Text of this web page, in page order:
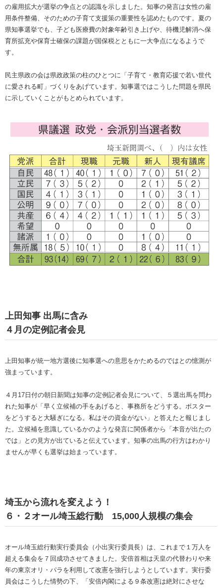
の雇用拡大が選挙の争点との認識を示しました。知事の発言は女性の雇
用条件整備、そのための子育て支援策の重要性を認めたものです。夏の
県知事選挙でも、子ども医療費の対象年齢引き上げや、待機児解消へ保
育所拡充や保育士確保の課題が国保税とともに一大争点になるようで
す。
民主県政の会は県政政策の柱のひとつに「子育て・教育応援で若い世代
に愛される町」づくりをあげています。知事選ではこうした問題を県民
に示していくことがもとめられています。
上田知事 出馬に含み
４月の定例記者会見
上田知事が統一地方選後に知事選への意思をかためるのではとの憶測が
強まっています。
４月17日付の朝日新聞は知事の定例記者会見について、５選出馬を問わ
れた知事が「早く立候補の手をあげると、事務所をどうする。ポスター
をどうすると大騒ぎになる。私はその資金がない」と答えたと報じまし
た。立候補を意識しているかのような発言に関係者から「本音が出たの
では」との見方が出ていると伝えています。知事の出馬の行方はわかり
ませんが早くも選挙は始まっています。
埼玉から流れを変えよう！
６・２オール埼玉総行動 15,000人規模の集会
オール埼玉総行動実行委員会（小出実行委員長）は、これまで１万人を
超える集会を７回成功させてきました。安倍首相は天皇の代替わりや来
年の東京オリ・パラを利用して改憲を強行しようとしています。実行委
員会はこうした情勢の下、「安倍内閣による９条改憲は絶対にさせな